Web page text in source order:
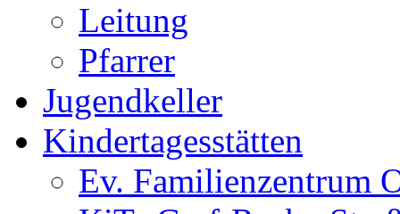
Leitung
Pfarrer
Jugendkeller
Kindertagesstätten
Ev. Familienzentrum